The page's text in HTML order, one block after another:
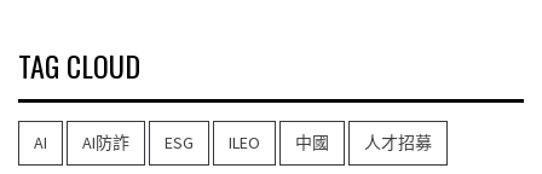
TAG CLOUD
AI AI防詐 ESG ILEO 中國 人才招募